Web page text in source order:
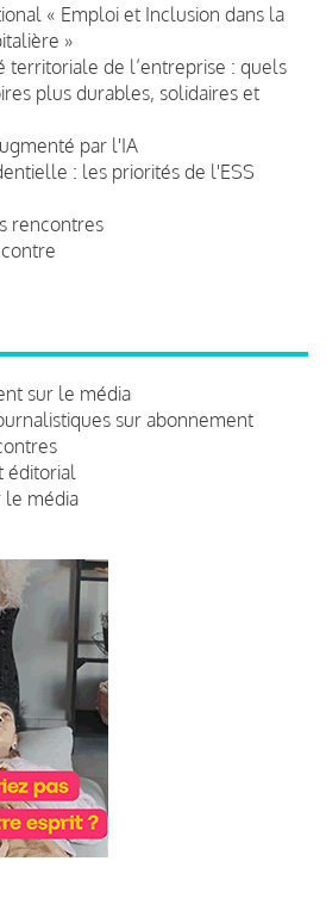
« Emploi et Inclusion dans la
»
territoriale de l’entreprise : quels
plus durables, solidaires et
par l'IA
: les priorités de l'ESS
rencontres
sur le média
sur abonnement
éditorial
le média